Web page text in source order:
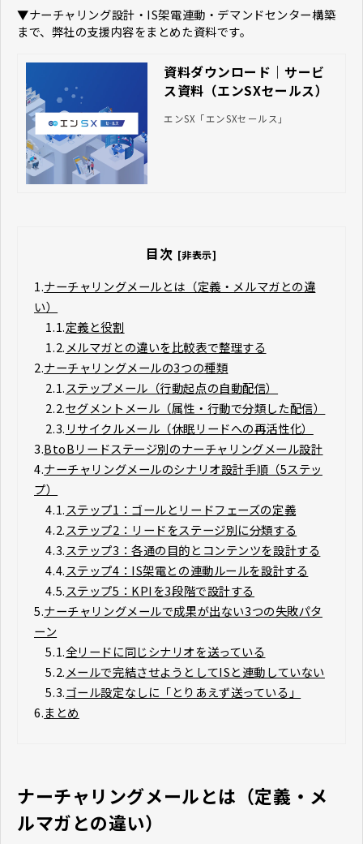
▼ナーチャリング設計・IS架電連動・デマンドセンター構築
まで、弊社の支援内容をまとめた資料です。
資料ダウンロード｜サービ
ス資料（エンSXセールス）
エンSX「エンSXセールス」
目次 [非表示]
1.ナーチャリングメールとは（定義・メルマガとの違
い）
1.1.定義と役割
1.2. メルマガとの違いを比較表で整理する
2.ナーチャリングメールの3つの種類
2.1.ステップメール（行動起点の自動配信）
2.2.セグメントメール（属性・行動で分類した配信）
2.3. リサイクルメール（休眠リードへの再活性化）
3.BtoBリードステージ別のナーチャリングメール設計
4.ナーチャリングメールのシナリオ設計手順（5ステッ
プ）
4.1.ステップ1：ゴールとリードフェーズの定義
4.2.ステップ2：リードをステージ別に分類する
4.3.ステップ3：各通の目的とコンテンツを設計する
4.4.ステップ4：IS架電との連動ルールを設計する
4.5.ステップ5：KPIを3段階で設計する
5.ナーチャリングメールで成果が出ない3つの失敗パタ
ーン
5.1.全リードに同じシナリオを送っている
5.2. メールで完結させようとしてISと連動していない
5.3.ゴール設定なしに「とりあえず送っている」
6.まとめ
ナーチャリングメールとは（定義・メ
ルマガとの違い）